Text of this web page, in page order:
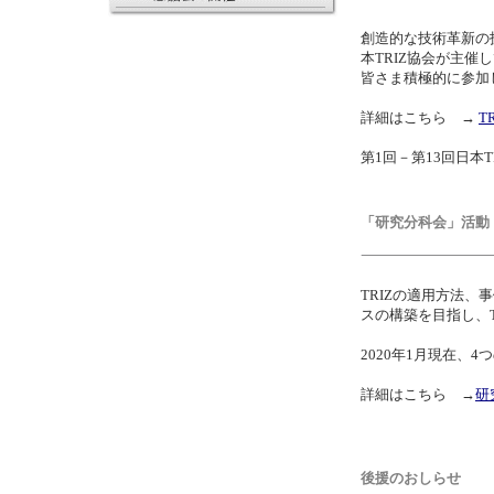
創造的な技術革新
本TRIZ協会が主催
皆さま積極的に参
詳細はこちら →
第1回－第13回日
「研究分科会」活動
TRIZの適用方法、
スの構築を目指し
2020年1月現在、4
詳細はこちら →研
後援のおしらせ